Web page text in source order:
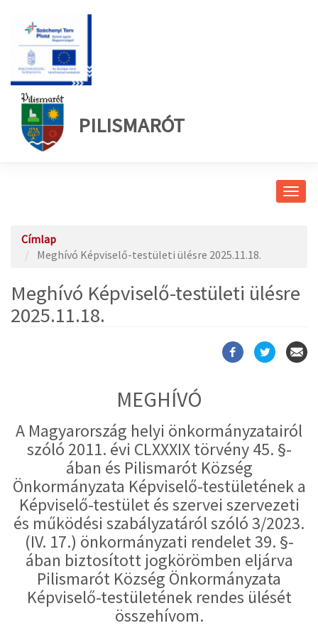
PILISMARÓT
Címlap
Meghívó Képviselő-testületi ülésre 2025.11.18.
Meghívó Képviselő-testületi ülésre
2025.11.18.
MEGHÍVÓ
A Magyarország helyi önkormányzatairól
szóló 2011. évi CLXXXIX törvény 45. §-
ában és Pilismarót Község
Önkormányzata Képviselő-testületének a
Képviselő-testület és szervei szervezeti
és működési szabályzatáról szóló 3/2023.
(IV. 17.) önkormányzati rendelet 39. §-
ában biztosított jogkörömben eljárva
Pilismarót Község Önkormányzata
Képviselő-testületének rendes ülését
összehívom.